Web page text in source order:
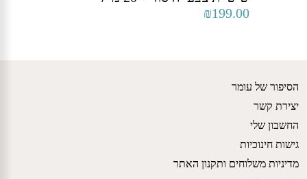
₪199.00
הסיפור של עומר
יצירת קשר
החשבון שלי
גישות חינוכיות
מדיניות משלוחים ותקנון האתר